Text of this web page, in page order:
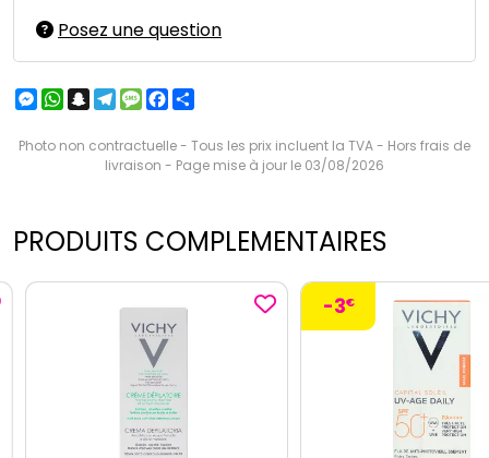
Posez une question
Messenger
WhatsApp
Snapchat
Telegram
MessageFacebook
Photo non contractuelle - Tous les prix incluent la TVA - Hors frais de
livraison - Page mise à jour le 03/08/2026
PRODUITS COMPLEMENTAIRES
-3€